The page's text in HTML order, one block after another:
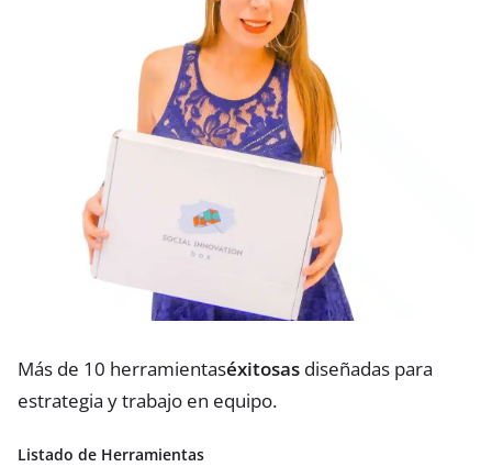
Más de 10 herramientaséxitosas diseñadas para
estrategia y trabajo en equipo.
Listado de Herramientas